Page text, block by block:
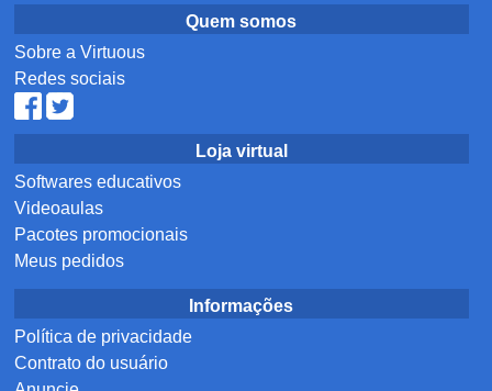
Quem somos
Sobre a Virtuous
Redes sociais
Loja virtual
Softwares educativos
Videoaulas
Pacotes promocionais
Meus pedidos
Informações
Política de privacidade
Contrato do usuário